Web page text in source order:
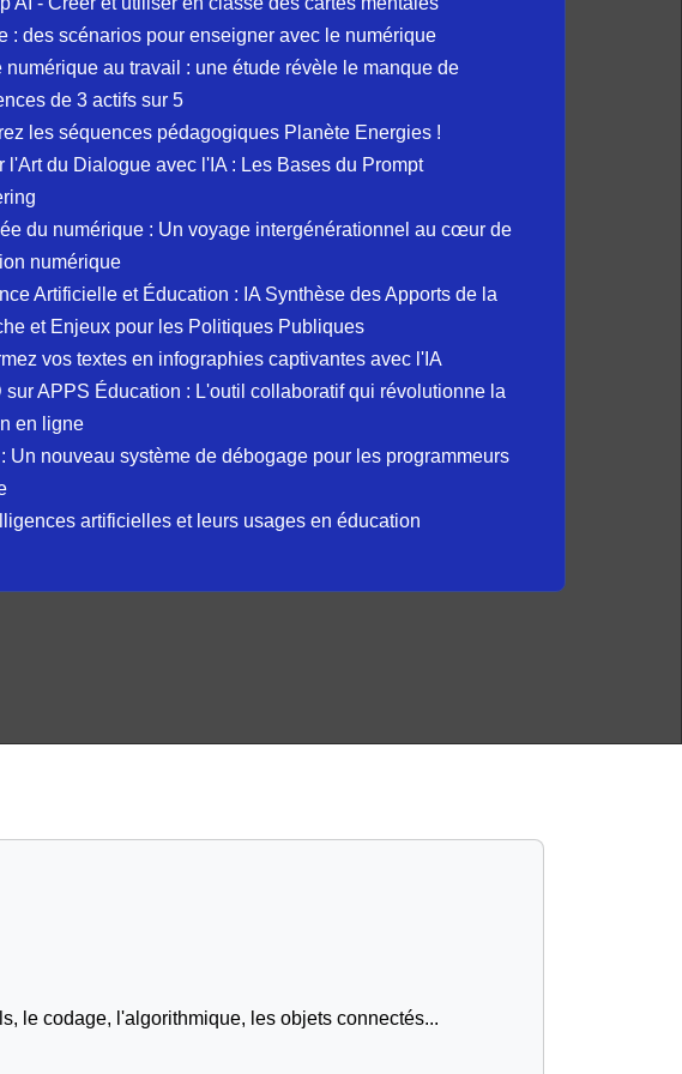
: des scénarios pour enseigner avec le numérique
numérique au travail : une étude révèle le manque de
de 3 actifs sur 5
les séquences pédagogiques Planète Energies !
l'Art du Dialogue avec l'IA : Les Bases du Prompt
du numérique : Un voyage intergénérationnel au cœur de
numérique
Artificielle et Éducation : IA Synthèse des Apports de la
et Enjeux pour les Politiques Publiques
vos textes en infographies captivantes avec l'IA
sur APPS Éducation : L'outil collaboratif qui révolutionne la
en ligne
Un nouveau système de débogage pour les programmeurs
artificielles et leurs usages en éducation
le codage, l'algorithmique, les objets connectés...